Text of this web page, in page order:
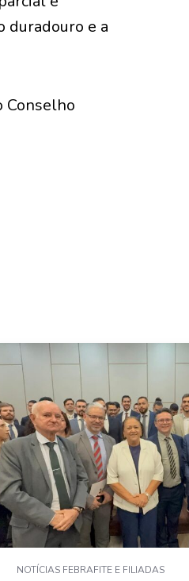
duradouro e a
Conselho
NOTÍCIAS FEBRAFITE E FILIADAS